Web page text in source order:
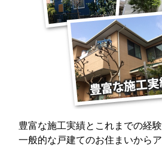
豊富な施工実績とこれまでの経験
一般的な戸建てのお住まいから